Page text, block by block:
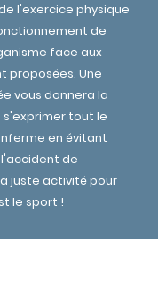
l'exercice physique
de
face aux
proposées. Une
vous donnera la
tout le
en évitant
de
juste activité pour
le sport !